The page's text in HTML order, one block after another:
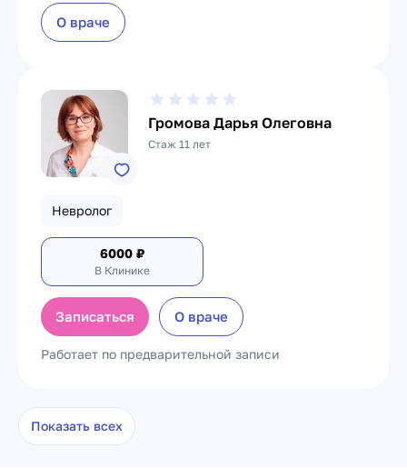
О враче
Громова Дарья Олеговна
Стаж 11 лет
Невролог
6000 ₽
В Клинике
Записаться О враче
Работает по предварительной записи
Показать всех